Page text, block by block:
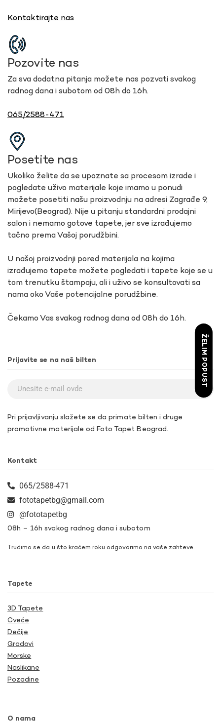
Kontaktirajte nas
Pozovite nas
Za sva dodatna pitanja možete nas pozvati svakog
radnog dana i subotom od 08h do 16h.
065/2588-471
Posetite nas
Ukoliko želite da se upoznate sa procesom izrade i
pogledate uživo materijale koje imamo u ponudi
možete posetiti našu proizvodnju na adresi Zagrađe 9,
Mirijevo(Beograd). Nije u pitanju standardni prodajni
salon i nemamo gotove tapete, jer sve izrađujemo
tačno prema Vašoj porudžbini.
U našoj proizvodnji pored materijala na kojima
izrađujemo tapete možete pogledati i tapete koje se u
tom trenutku štampaju, ali i uživo se konsultovati sa
nama oko Vaše potencijalne porudžbine.
Čekamo Vas svakog radnog dana od 08h do 16h.
Prijavite se na naš bilten
Pri prijavljivanju slažete se da primate bilten i druge
promotivne materijale od Foto Tapet Beograd.
Kontakt
065/2588-471
fototapetbg@gmail.com
@fototapetbg
08h – 16h svakog radnog dana i subotom
Trudimo se da u što kraćem roku odgovorimo na vaše zahteve.
Tapete
3D Tapete
Cveće
Dečije
Gradovi
Morske
Naslikane
Pozadine
O nama
ŽELIM POPUST